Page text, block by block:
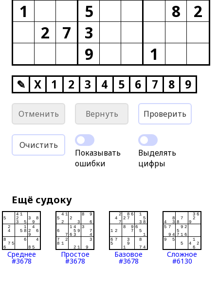
1
5 8
2
2
7
3
9
1
✎ X 1 2 3 4 5 6 7 8 9
Отменить Вернуть Проверить
Очистить
Показывать
ошибки
Выделять
цифры
Ещё судоку
Среднее
#3678
Простое
#3678
Базовое
#3678
Сложное
#6130